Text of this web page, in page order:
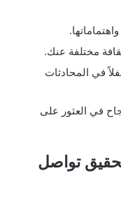
مختلفة عنك.
في المحادثات
في العثور على
تواصل